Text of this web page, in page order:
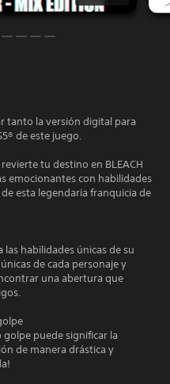
tanto la versión digital para
de este juego.
tu destino en BLEACH
emocionantes con habilidades
esta legendaria franquicia de
habilidades únicas de su
de cada personaje y
una abertura que
golpe puede significar la
de manera drástica y